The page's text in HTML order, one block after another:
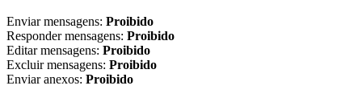
Enviar mensagens: Proibido
Responder mensagens: Proibido
Editar mensagens: Proibido
Excluir mensagens: Proibido
Enviar anexos: Proibido